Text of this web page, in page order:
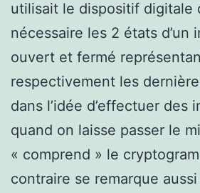
utilisait le dispositif digitale
nécessaire les 2 états d’un
ouvert et fermé
respectivement les
dans l’idée d’effectuer des
quand on laisse passer le
« comprend » le
contraire se remarque aussi